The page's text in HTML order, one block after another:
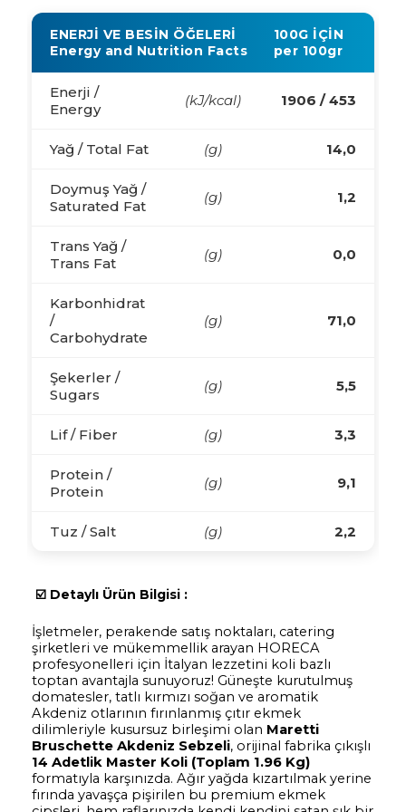
ENERJİ VE BESİN ÖĞELERİ
Energy and Nutrition Facts
100G İÇİN
per 100gr
Enerji /
Energy
(kJ/kcal) 1906 / 453
Yağ / Total Fat (g) 14,0
Doymuş Yağ /
Saturated Fat
(g) 1,2
Trans Yağ /
Trans Fat
(g) 0,0
Karbonhidrat
/
Carbohydrate
(g) 71,0
Şekerler /
Sugars
(g) 5,5
Lif / Fiber (g) 3,3
Protein /
Protein
(g) 9,1
Tuz / Salt (g) 2,2
☑️ Detaylı Ürün Bilgisi :
İşletmeler, perakende satış noktaları, catering
şirketleri ve mükemmellik arayan HORECA
profesyonelleri için İtalyan lezzetini koli bazlı
toptan avantajla sunuyoruz! Güneşte kurutulmuş
domatesler, tatlı kırmızı soğan ve aromatik
Akdeniz otlarının fırınlanmış çıtır ekmek
dilimleriyle kusursuz birleşimi olan Maretti
Bruschette Akdeniz Sebzeli, orijinal fabrika çıkışlı
14 Adetlik Master Koli (Toplam 1.96 Kg)
formatıyla karşınızda. Ağır yağda kızartılmak yerine
fırında yavaşça pişirilen bu premium ekmek